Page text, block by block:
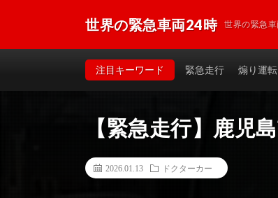
世界の緊急車両24時 世界の緊急
注目キーワード 緊急走行 煽り運転
【緊急走行】鹿児
2026.01.13 ドクターカー